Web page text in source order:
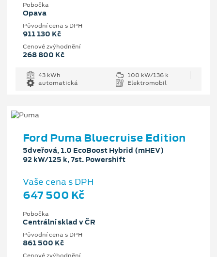
Pobočka
Opava
Původní cena s DPH
911 130 Kč
Cenové zvýhodnění
268 800 Kč
43 kWh
100 kW/136 k
automatická
Elektromobil
Ford Puma Bluecruise Edition
5dveřová, 1.0 EcoBoost Hybrid (mHEV)
92 kW/125 k, 7st. Powershift
Vaše cena s DPH
647 500 Kč
Pobočka
Centrální sklad v ČR
Původní cena s DPH
861 500 Kč
Cenové zvýhodnění